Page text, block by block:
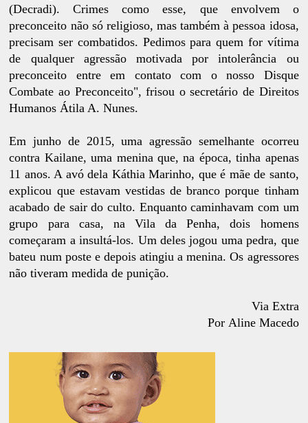
(Decradi). Crimes como esse, que envolvem o
preconceito não só religioso, mas também à pessoa idosa,
precisam ser combatidos. Pedimos para quem for vítima
de qualquer agressão motivada por intolerância ou
preconceito entre em contato com o nosso Disque
Combate ao Preconceito", frisou o secretário de Direitos
Humanos Átila A. Nunes.
Em junho de 2015, uma agressão semelhante ocorreu
contra Kailane, uma menina que, na época, tinha apenas
11 anos. A avó dela Káthia Marinho, que é mãe de santo,
explicou que estavam vestidas de branco porque tinham
acabado de sair do culto. Enquanto caminhavam com um
grupo para casa, na Vila da Penha, dois homens
começaram a insultá-los. Um deles jogou uma pedra, que
bateu num poste e depois atingiu a menina. Os agressores
não tiveram medida de punição.
Via Extra
Por Aline Macedo